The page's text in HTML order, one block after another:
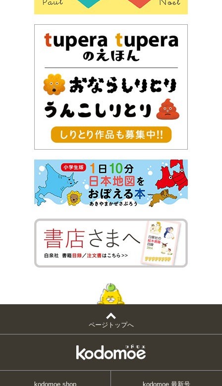
ページトップへ
kodomoe shop kodomoe 最新号